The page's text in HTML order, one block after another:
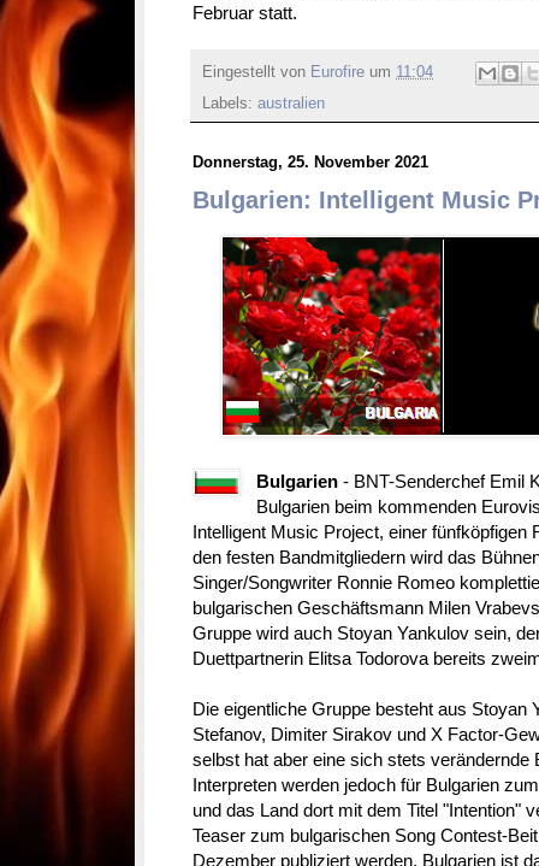
Februar statt.
Eingestellt von Eurofire um 11:04
Labels: australien
Donnerstag, 25. November 2021
Bulgarien: Intelligent Music
Bulgarien - BNT-Senderchef Emil
Bulgarien beim kommenden
Intelligent Music Project, einer fünfköpfigen
den festen Bandmitgliedern wird das
Singer/Songwriter Ronnie Romeo
bulgarischen Geschäftsmann Milen
Gruppe wird auch Stoyan Yankulov sein,
Duettpartnerin Elitsa Todorova bereits
Die eigentliche Gruppe besteht aus Stoyan
Stefanov, Dimiter Sirakov und X Factor-
selbst hat aber eine sich stets verändernde
Interpreten werden jedoch für Bulgarien
und das Land dort mit dem Titel "Intention"
Teaser zum bulgarischen Song Contest-
Dezember publiziert werden. Bulgarien ist